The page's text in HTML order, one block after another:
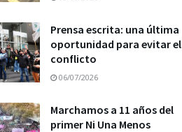
Prensa escrita: una última
oportunidad para evitar el
conflicto
06/07/2026
Marchamos a 11 años del
primer Ni Una Menos